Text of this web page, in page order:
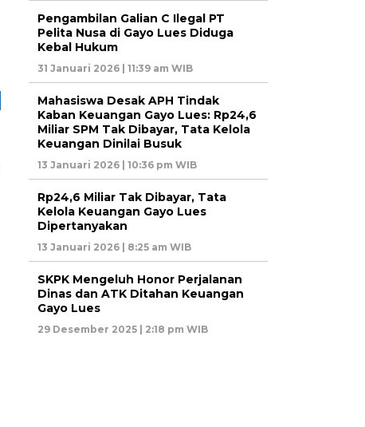
Pengambilan Galian C Ilegal PT
Pelita Nusa di Gayo Lues Diduga
Kebal Hukum
31 Januari 2026 | 11:39 am WIB
Mahasiswa Desak APH Tindak
Kaban Keuangan Gayo Lues: Rp24,6
Miliar SPM Tak Dibayar, Tata Kelola
Keuangan Dinilai Busuk
13 Januari 2026 | 10:36 pm WIB
Rp24,6 Miliar Tak Dibayar, Tata
Kelola Keuangan Gayo Lues
Dipertanyakan
13 Januari 2026 | 8:25 am WIB
SKPK Mengeluh Honor Perjalanan
Dinas dan ATK Ditahan Keuangan
Gayo Lues
29 Desember 2025 | 2:18 pm WIB